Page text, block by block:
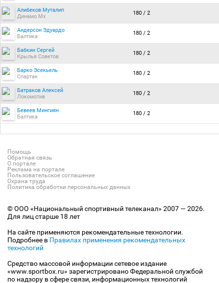
Алибеков Муталип
Динамо Мх
180 / 2
Андерсон Эдуардо
Балтика
180 / 2
Бабкин Сергей
Крылья Советов
180 / 2
Барко Эсекьель
Спартак
180 / 2
Батраков Алексей
Локомотив
180 / 2
Бевеев Мингиян
Балтика
180 / 2
Помощь
Обратная связь
О портале
Реклама на портале
Пользовательское соглашение
Охрана труда
Политика обработки персональных данных
© ООО «Национальный спортивный телеканал» 2007 — 2026.
Для лиц старше 18 лет
На сайте применяются рекомендательные технологии.
Подробнее в Правилах применения рекомендательных
технологий
Средство массовой информации сетевое издание
«www.sportbox.ru» зарегистрировано Федеральной службой
по надзору в сфере связи, информационных технологий